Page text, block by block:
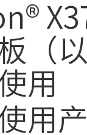
（
用
用